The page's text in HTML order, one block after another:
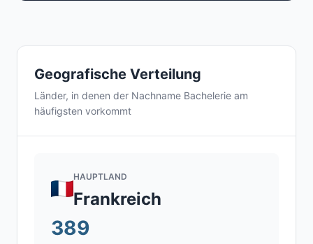
Geografische Verteilung
Länder, in denen der Nachname Bachelerie am
häufigsten vorkommt
HAUPTLAND
Frankreich
389